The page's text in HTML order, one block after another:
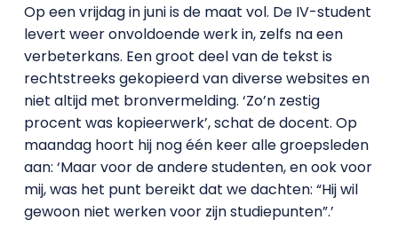
Op een vrijdag in juni is de maat vol. De IV-student
levert weer onvoldoende werk in, zelfs na een
verbeterkans. Een groot deel van de tekst is
rechtstreeks gekopieerd van diverse websites en
niet altijd met bronvermelding. ‘Zo’n zestig
procent was kopieerwerk’, schat de docent. Op
maandag hoort hij nog één keer alle groepsleden
aan: ‘Maar voor de andere studenten, en ook voor
mij, was het punt bereikt dat we dachten: “Hij wil
gewoon niet werken voor zijn studiepunten”.’